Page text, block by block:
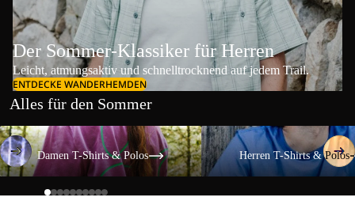
Der Sommer-Klassiker für Herren
Leicht, atmungsaktiv und schnelltrocknend auf jedem Trail.
ENTDECKE WANDERHEMDEN
Alles für den Sommer
Damen T-Shirts & Polos
Damen T-Shirts & Polos
Herren T-Shirts & Polos
Herren T-Shirts & Polos